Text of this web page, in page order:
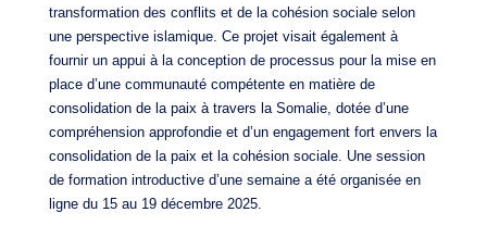
transformation des conflits et de la cohésion sociale selon
une perspective islamique. Ce projet visait également à
fournir un appui à la conception de processus pour la mise en
place d’une communauté compétente en matière de
consolidation de la paix à travers la Somalie, dotée d’une
compréhension approfondie et d’un engagement fort envers la
consolidation de la paix et la cohésion sociale. Une session
de formation introductive d’une semaine a été organisée en
ligne du 15 au 19 décembre 2025.